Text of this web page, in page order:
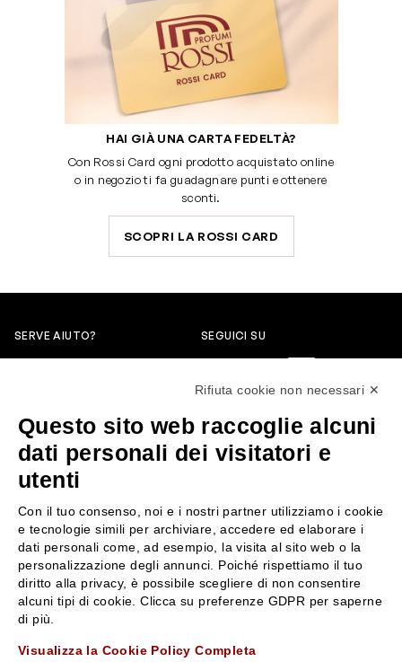
HAI GIÀ UNA CARTA FEDELTÀ?
Con Rossi Card ogni prodotto acquistato online
o in negozio ti fa guadagnare punti e ottenere
sconti.
SCOPRI LA ROSSI CARD
SERVE AIUTO?
servizioclienti@rossiprofumi.it
SEGUICI SU
SERVIZIO CLIENTI
Resi e rimborsi
Pagamenti
Spedizione
Condizioni generali di vendita
Privacy Policy
Chi siamo
Contattaci
Negozi
Attiva la Rossi Card
Rifiuta cookie non necessari ✕
Questo sito web raccoglie alcuni
dati personali dei visitatori e
utenti
Con il tuo consenso, noi e i nostri partner utilizziamo i cookie
e tecnologie simili per archiviare, accedere ed elaborare i
dati personali come, ad esempio, la visita al sito web o la
personalizzazione degli annunci. Poiché rispettiamo il tuo
diritto alla privacy, è possibile scegliere di non consentire
alcuni tipi di cookie. Clicca su preferenze GDPR per saperne
di più.
Visualizza la Cookie Policy Completa